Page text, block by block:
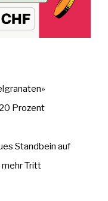
Prozent
Standbein auf
Tritt